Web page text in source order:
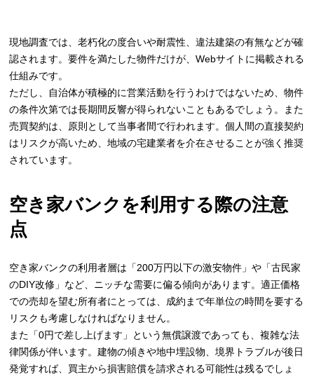
現地調査では、老朽化の度合いや耐震性、違法建築の有無などが確
認されます。要件を満たした物件だけが、Webサイトに掲載される
仕組みです。
ただし、自治体が積極的に営業活動を行うわけではないため、物件
の条件次第では長期間反響が得られないこともあるでしょう。また
売買契約は、原則として当事者間で行われます。個人間の直接契約
はリスクが高いため、地域の宅建業者を介在させることが強く推奨
されています。
空き家バンクを利用する際の注意
点
空き家バンクの利用者層は「200万円以下の激安物件」や「古民家
のDIY改修」など、ニッチな需要に偏る傾向があります。適正価格
での売却を望む所有者にとっては、成約まで年単位の時間を要する
リスクも考慮しなければなりません。
また「0円で差し上げます」という無償譲渡であっても、複雑な法
律関係が伴います。建物の傾きや地中埋設物、境界トラブルが後日
発覚すれば、買主から損害賠償を請求される可能性は残るでしょ